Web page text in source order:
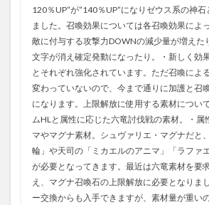
120％UP“が“140％UP“になりゼウス系の神
ました。召喚効果については各召喚効果によ
敵に付与する攻撃力DOWNの減少量が増えた
文字が消え確定発動になったり。・新しく効
とそれぞれ強化されています。ただ召喚によ
変わっていないので、今まで通りに加護と召
になります。上限解放に使用する素材につい
ムHLと属性に応じた六竜討伐戦の素材。・属
マやマグナ素材。シュヴァリエ・マグナだと
輪」や天司の「ミカエルのアニマ」「ラファ
が必要となってきます。最近は六竜素材を要
え、マグナ召喚石の上限解放に必要となりま
ー交換からも入手できますが、素材量が重い